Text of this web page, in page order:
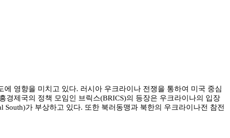
영향을 미치고 있다. 러시아 우크라이나 전쟁을 통하여 미국 중심
제국의 정책 모임인 브릭스(BRICS)의 등장은 우크라이나의 입장
가 부상하고 있다. 또한 북러동맹과 북한의 우크라이나전 참전